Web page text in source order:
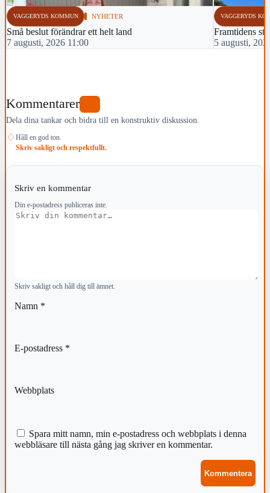
VAGGERYDS KOMMUN NYHETER
Små beslut förändrar ett helt land
7 augusti, 2026 11:00
VAGGERYDS
Framtidens
5 augusti,
Kommentarer
Dela dina tankar och bidra till en konstruktiv diskussion.
♢ Håll en god ton.
Skriv sakligt och respektfullt.
Skriv en kommentar
Din e-postadress publiceras inte.
Kommentar
Skriv sakligt och håll dig till ämnet.
Namn *
E-postadress *
Webbplats
Spara mitt namn, min e-postadress och webbplats i denna
webbläsare till nästa gång jag skriver en kommentar.